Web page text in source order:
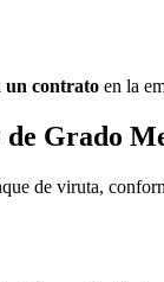
un contrato en la
Grado
de viruta,